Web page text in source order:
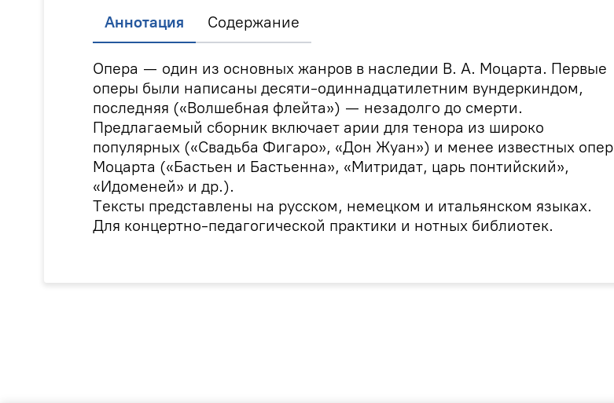
Аннотация Содержание
Опера — один из основных жанров в наследии В. А. Моцарта. Первые
оперы были написаны десяти-одиннадцатилетним вундеркиндом,
последняя («Волшебная флейта») — незадолго до смерти.
Предлагаемый сборник включает арии для тенора из широко
популярных («Свадьба Фигаро», «Дон Жуан») и менее известных опер
Моцарта («Бастьен и Бастьенна», «Митридат, царь понтийский»,
«Идоменей» и др.).
Тексты представлены на русском, немецком и итальянском языках.
Для концертно-педагогической практики и нотных библиотек.